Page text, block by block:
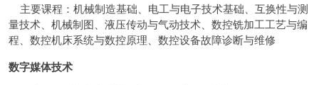
主要课程：机械制造基础、电工与电子技术基础、互换性与测
量技术、机械制图、液压传动与气动技术、数控铣加工工艺与编
程、数控机床系统与数控原理、数控设备故障诊断与维修
数字媒体技术